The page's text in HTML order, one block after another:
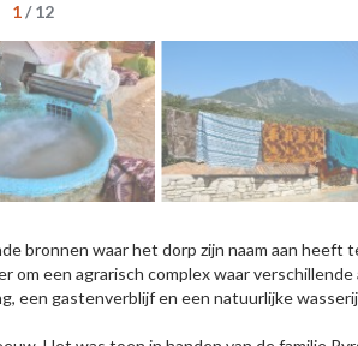
1/12
bronnen waar het dorp zijn naam aan heeft
om een agrarisch complex waar
een gastenverblijf en een natuurlijke